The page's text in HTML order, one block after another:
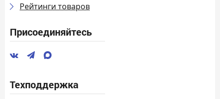
Рейтинги товаров
Присоединяйтесь
Техподдержка